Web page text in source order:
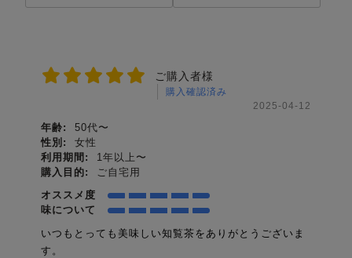
ご購入者様
購入確認済み
2025-04-12
年齢:
50代〜
性別:
女性
利用期間:
1年以上〜
購入目的:
ご自宅用
オススメ度
味について
いつもとっても美味しい知覧茶をありがとうございま
す。